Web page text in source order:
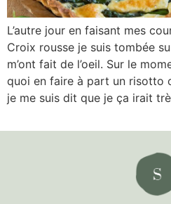
L’autre jour en faisant mes
Croix rousse je suis tombée
m’ont fait de l’oeil. Sur le
quoi en faire à part un risotto
je me suis dit que je ça irait